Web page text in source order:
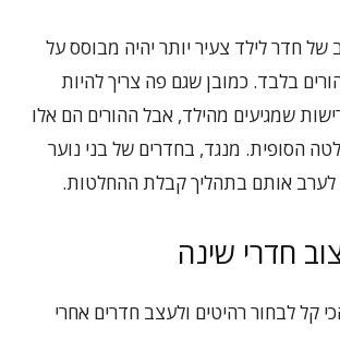
של חדר לילד צעיר יותר יהיה מבוסס על
בלבד. כמובן שגם פה צריך להיות
שמגיעים מהילד, אבל ההורים הם אלו
הסופית. מנגד, בחדרים של בני נוער
לערב אותם בתהליך קבלת ההחלטות.
חדרי שינה
קל לבחור רהיטים ולעצב חדרים אחרי